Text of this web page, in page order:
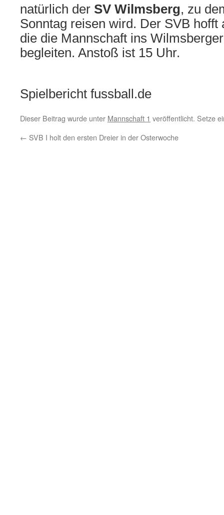
natürlich der SV Wilmsberg, zu
Sonntag reisen wird. Der SVB hofft
die die Mannschaft ins
begleiten. Anstoß ist 15 Uhr.
Spielbericht fussball.de
Dieser Beitrag wurde unter Mannschaft 1 veröffentlicht. Setze
← SVB I holt den ersten Dreier in der Osterwoche